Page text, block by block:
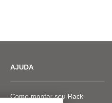
AJUDA
Como montar seu Rack